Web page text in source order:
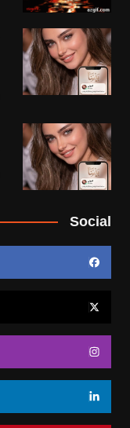
Social